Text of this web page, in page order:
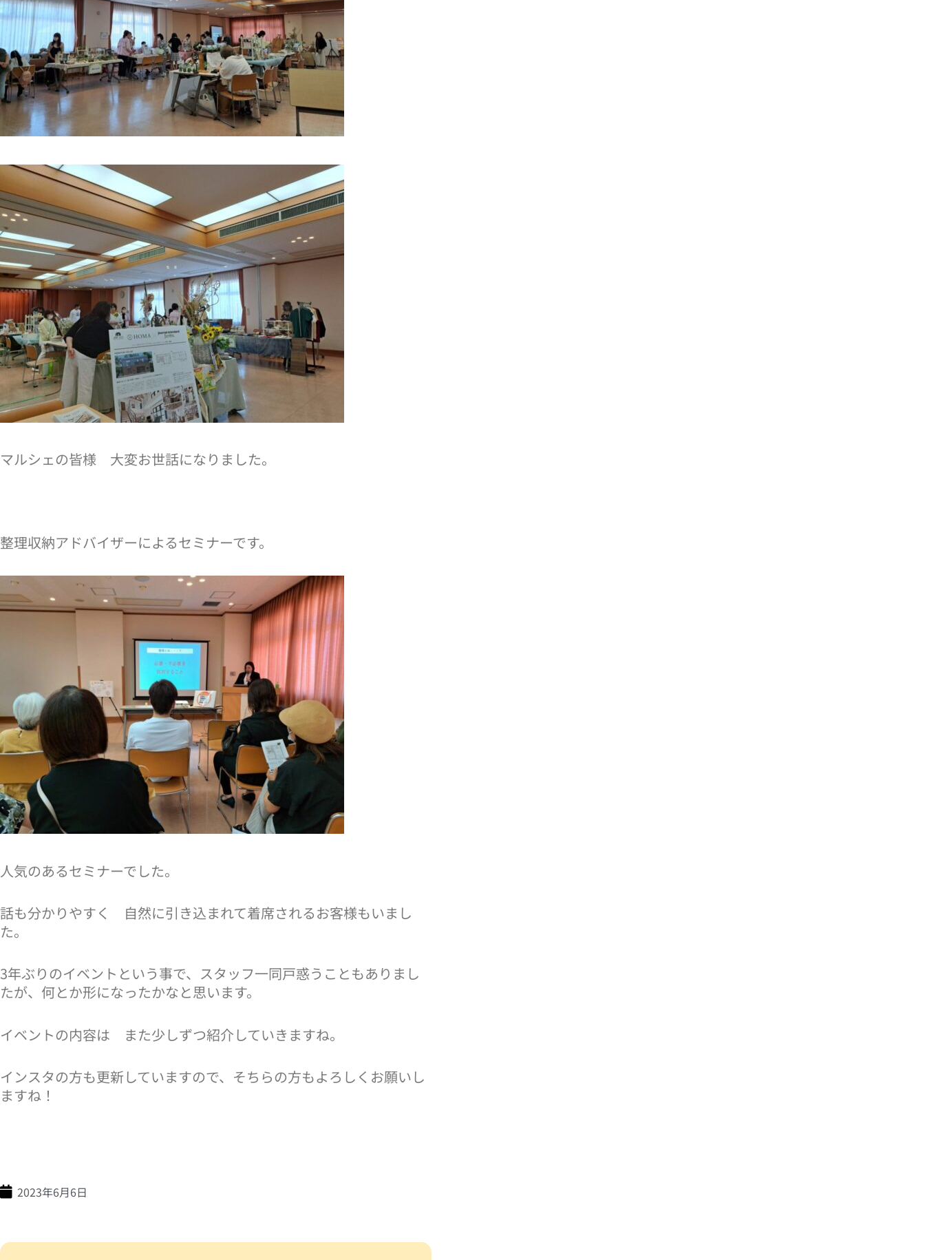
マルシェの皆様 大変お世話になりました。
整理収納アドバイザーによるセミナーです。
人気のあるセミナーでした。
話も分かりやすく 自然に引き込まれて着席されるお客様もいまし
た。
3年ぶりのイベントという事で、スタッフ一同戸惑うこともありまし
たが、何とか形になったかなと思います。
イベントの内容は また少しずつ紹介していきますね。
インスタの方も更新していますので、そちらの方もよろしくお願いし
ますね！
2023年6月6日